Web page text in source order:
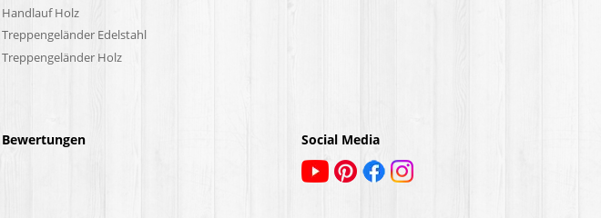
Handlauf Holz
Treppengeländer Edelstahl
Treppengeländer Holz
Bewertungen Social Media